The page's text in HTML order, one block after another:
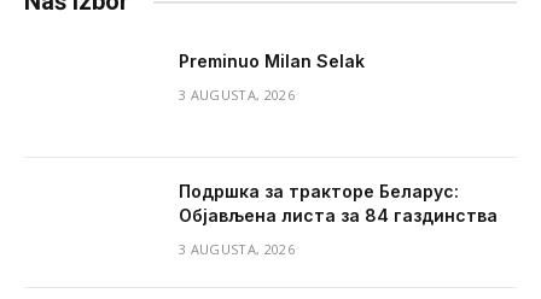
Preminuo Milan Selak
3 AUGUSTA, 2026
Подршка за тракторе Беларус:
Објављена листа за 84 газдинства
3 AUGUSTA, 2026